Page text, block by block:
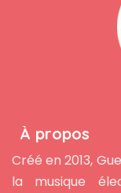
À propos
Créé en 2013,
la musique